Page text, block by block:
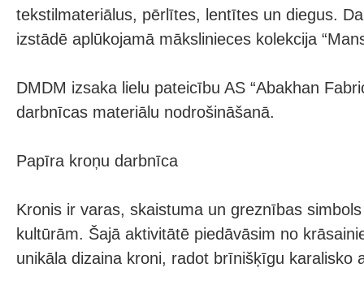
tekstilmateriālus, pērlītes, lentītes un diegus.
izstādē aplūkojamā mākslinieces kolekcija
DMDM izsaka lielu pateicību AS “Abakhan
darbnīcas materiālu nodrošināšanā.
Papīra kroņu darbnīca
Kronis ir varas, skaistuma un greznības
kultūrām. Šajā aktivitātē piedāvāsim no
unikāla dizaina kroni, radot brīnišķīgu karalisko